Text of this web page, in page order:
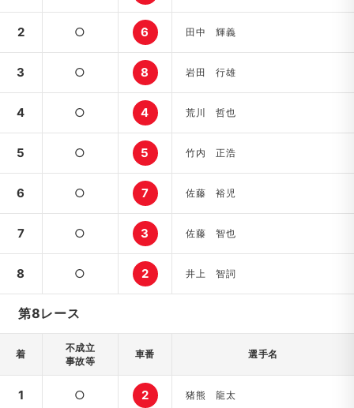
2 ○ 6 田中 輝義
3 ○ 8 岩田 行雄
4 ○ 4 荒川 哲也
5 ○ 5 竹内 正浩
6 ○ 7 佐藤 裕児
7 ○ 3 佐藤 智也
8 ○ 2 井上 智詞
第8レース
着
不成立
事故等
車番 選手名
1 ○ 2 猪熊 龍太